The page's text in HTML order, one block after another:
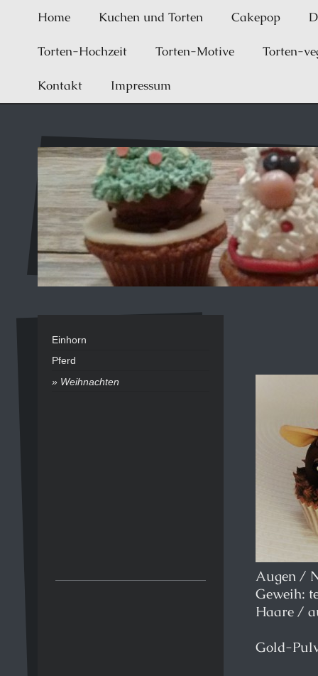
Home Kuchen und Torten Cakepop
Torten-Hochzeit Torten-Motive Torten-
Kontakt Impressum
Augen /
Geweih:
Haare /
Gold-
Einhorn
Pferd
Weihnachten